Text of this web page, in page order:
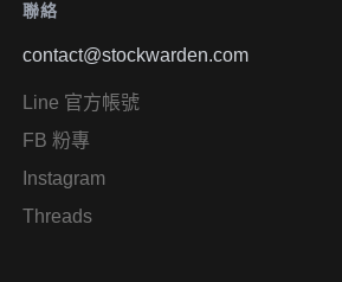
聯絡
contact@stockwarden.com
Line 官方帳號
FB 粉專
Instagram
Threads